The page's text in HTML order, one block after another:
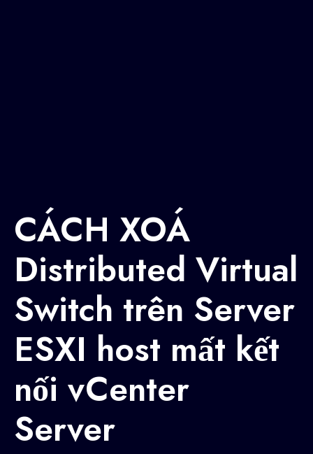
CÁCH XOÁ
Distributed Virtual
Switch trên Server
ESXI host mất kết
nối vCenter
Server